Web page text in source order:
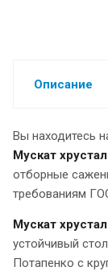
Описание
Вы находитесь
Мускат
отборные
требованиям
Мускат
устойчивый
Потапенко с